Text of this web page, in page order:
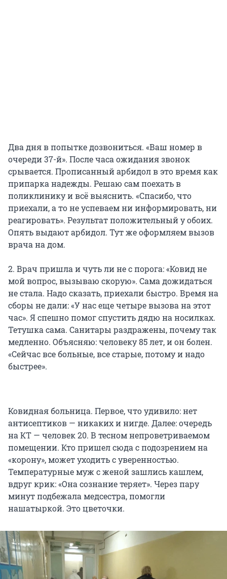
Два дня в попытке дозвониться. «Ваш номер в
очереди 37-й». После часа ожидания звонок
срывается. Прописанный арбидол в это время как
припарка надежды. Решаю сам поехать в
поликлинику и всё выяснить. «Спасибо, что
приехали, а то не успеваем ни информировать, ни
реагировать». Результат положительный у обоих.
Опять выдают арбидол. Тут же оформляем вызов
врача на дом.
2. Врач пришла и чуть ли не с порога: «Ковид не
мой вопрос, вызываю скорую». Сама дожидаться
не стала. Надо сказать, приехали быстро. Время на
сборы не дали: «У нас еще четыре вызова на этот
час». Я спешно помог спустить дядю на носилках.
Тетушка сама. Санитары раздражены, почему так
медленно. Объясняю: человеку 85 лет, и он болен.
«Сейчас все больные, все старые, потому и надо
быстрее».
Ковидная больница. Первое, что удивило: нет
антисептиков — никаких и нигде. Далее: очередь
на КТ — человек 20. В тесном непроветриваемом
помещении. Кто пришел сюда с подозрением на
«корону», может уходить с уверенностью.
Температурные муж с женой зашлись кашлем,
вдруг крик: «Она сознание теряет». Через пару
минут подбежала медсестра, помогли
нашатыркой. Это цветочки.